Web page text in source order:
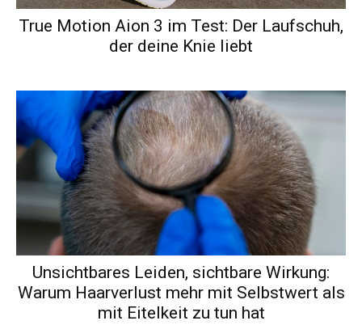
True Motion Aion 3 im Test: Der Laufschuh,
der deine Knie liebt
Unsichtbares Leiden, sichtbare Wirkung:
Warum Haarverlust mehr mit Selbstwert als
mit Eitelkeit zu tun hat